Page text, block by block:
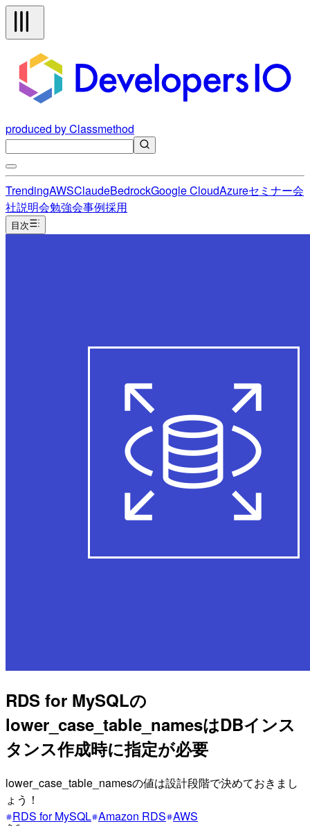
produced by Classmethod
TrendingAWSClaudeBedrockGoogle CloudAzureセミナー会
社説明会勉強会事例採用
目次
RDS for MySQLの
lower_case_table_namesはDBインス
タンス作成時に指定が必要
lower_case_table_namesの値は設計段階で決めておきまし
ょう！
RDS for MySQL Amazon RDS AWS